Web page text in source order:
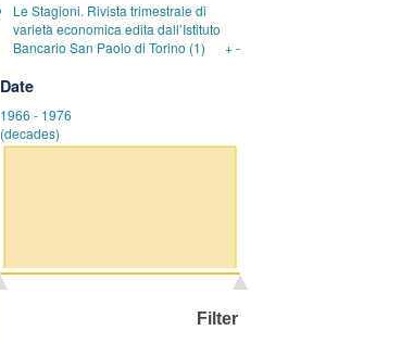
Le Stagioni. Rivista trimestrale di
varietà economica edita dall’Istituto
Bancario San Paolo di Torino (1) +-
Date
1966 - 1976
(decades)